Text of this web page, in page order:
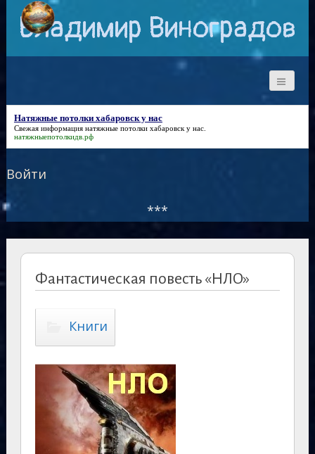
Владимир Виноградов
Натяжные потолки хабаровск у нас
Свежая информация натяжные потолки хабаровск у нас.
натяжныепотолкидв.рф
Войти
***
Фантастическая повесть «НЛО»
Книги